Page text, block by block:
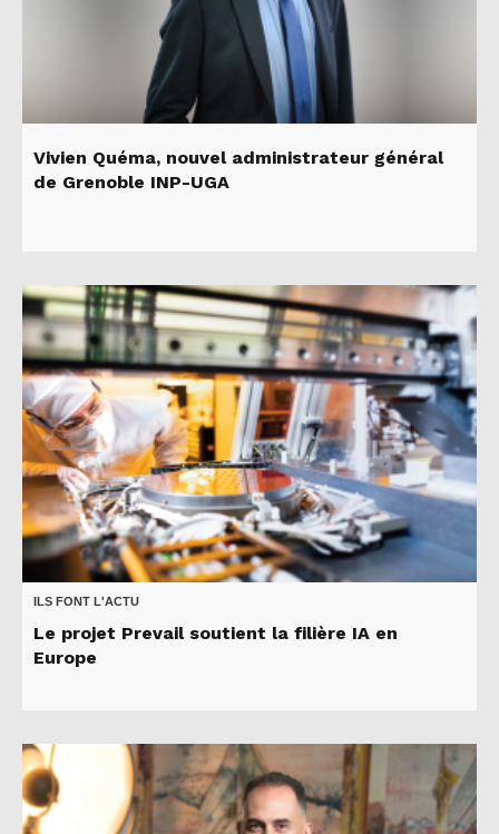
Vivien Quéma, nouvel administrateur général
de Grenoble INP-UGA
ILS FONT L'ACTU
Le projet Prevail soutient la filière IA en
Europe